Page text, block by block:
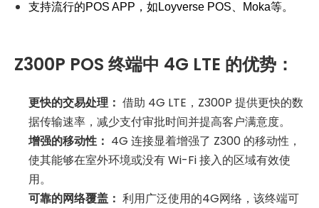
支持流行的POS APP，如Loyverse POS、Moka等。
Z300P POS 终端中 4G LTE 的优势：
更快的交易处理： 借助 4G LTE，Z300P 提供更快的数
据传输速率，减少支付审批时间并提高客户满意度。
增强的移动性： 4G 连接显着增强了 Z300 的移动性，
使其能够在室外环境或没有 Wi-Fi 接入的区域有效使
用。
可靠的网络覆盖： 利用广泛使用的4G网络，该终端可